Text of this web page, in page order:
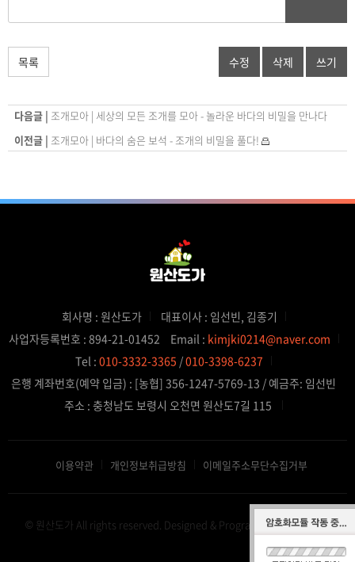
목록 수정 삭제 쓰기
다음글 | 조개모아 | 세상의 모든 조개를 모아 - 놀라운 바다의 비밀을 만나다
이전글 | 조개모아 | 바다의 숨은 보석 - 조개의 비밀을 풀다!
회사명 : 원산도가
대표이사 : 임선빈, 김종기
사업자등록번호 : 894-21-01452
Email : kimjki0214@naver.com
Tel : 010-3332-3365 /010-3398-6237
은행 계좌번호(예약 입금) : [농협] 356-1247-5769-13 / 예금주: 임선빈
주소 : 충청남도 보령시 오천면 원산도7길 115
이용약관 개인정보취급방침 이메일주소무단수집거부
© 원산도가 All rights reserved. Designed & Programmed by WHOIS